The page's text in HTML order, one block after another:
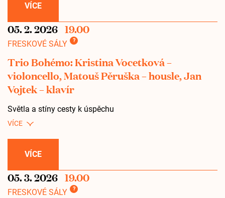
VÍCE
05. 2. 2026 19.00
FRESKOVÉ SÁLY ?
Trio Bohémo: Kristina Vocetková –
violoncello, Matouš Pěruška – housle, Jan
Vojtek – klavír
Světla a stíny cesty k úspěchu
VÍCE
05. 3. 2026 19.00
FRESKOVÉ SÁLY ?